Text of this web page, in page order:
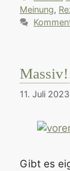
Meinung,
Massiv!
11. Juli 2023
Gibt es